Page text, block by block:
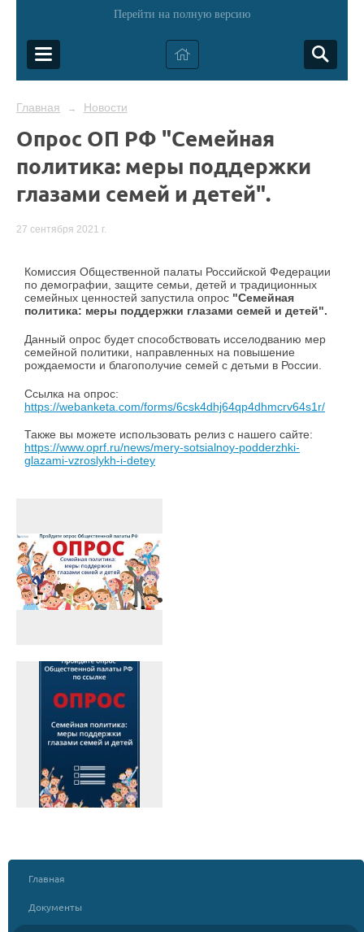
Перейти на полную версию
Главная → Новости
Опрос ОП РФ "Семейная
политика: меры поддержки
глазами семей и детей".
27 сентября 2021 г.
Комиссия Общественной палаты Российской Федерации
по демографии, защите семьи, детей и традиционных
семейных ценностей запустила опрос "Семейная
политика: меры поддержки глазами семей и детей".
Данный опрос будет способствовать исселодванию мер
семейной политики, направленных на повышение
рождаемости и благополучие семей с детьми в России.
Ссылка на опрос:
https://webanketa.com/forms/6csk4dhj64qp4dhmcrv64s1r/
Также вы можете использовать релиз с нашего сайте:
https://www.oprf.ru/news/mery-sotsialnoy-podderzhki-
glazami-vzroslykh-i-detey
Главная
Документы